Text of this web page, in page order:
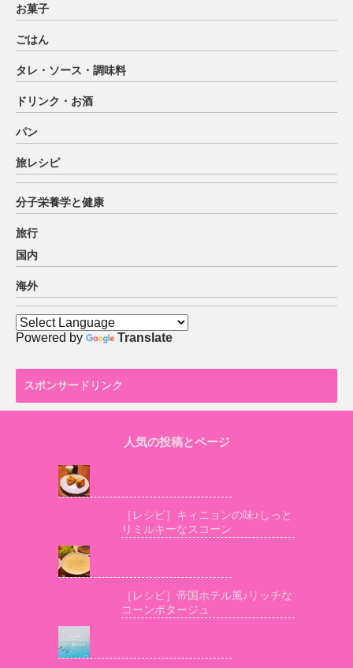
お菓子
ごはん
タレ・ソース・調味料
ドリンク・お酒
パン
旅レシピ
分子栄養学と健康
旅行
国内
海外
Powered by Translate
スポンサードリンク
人気の投稿とページ
［レシピ］キィニョンの味♪しっと
りミルキーなスコーン
［レシピ］帝国ホテル風♪リッチな
コーンポタージュ